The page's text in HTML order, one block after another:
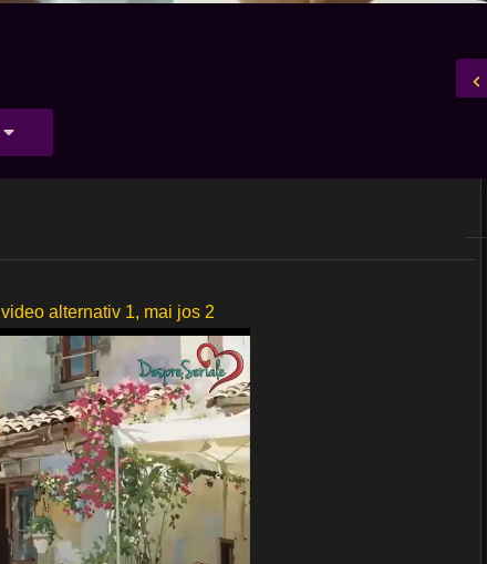
video alternativ 1, mai jos 2